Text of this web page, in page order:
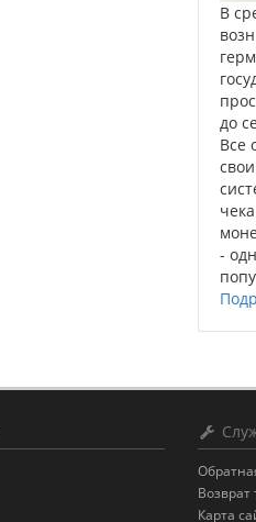
В
до
Все
-
Возврат
Карта